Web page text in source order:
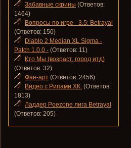
Забавные скрины (Ответов:
1464)
Вопросы по игре - 3.5: Betrayal
(Ответов: 150)
Diablo 2 Median XL Sigma -
Patch 1.0.0 - (Ответов: 11)
Кто Мы (возраст, город итд)
(Ответов: 32)
Фан-арт (Ответов: 2456)
Видео с Рипами ХК. (Ответов:
1813)
Ладдер Poezone лига Betrayal
(Ответов: 205)